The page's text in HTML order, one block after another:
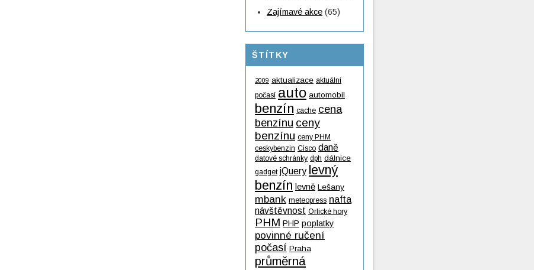
Zajímavé akce (65)
ŠTÍTKY
2009 aktualizace aktuální
počasí auto automobil
benzín cache cena
benzínu ceny
benzínu ceny PHM
ceskybenzin Cisco daně
datové schránky dph dálnice
gadget jQuery levný
benzín levně Lešany
mbank meteopress nafta
návštěvnost Orlické hory
PHM PHP poplatky
povinné ručení
počasí Praha
průměrná